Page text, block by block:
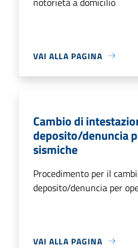
VAI ALLA PAGINA
Cambio di
deposito/denuncia
sismiche
Procedimento per il
deposito/denuncia per
VAI ALLA PAGINA